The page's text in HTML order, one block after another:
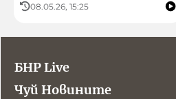
08.05.26, 15:25
БНР Live
Чуй Новините